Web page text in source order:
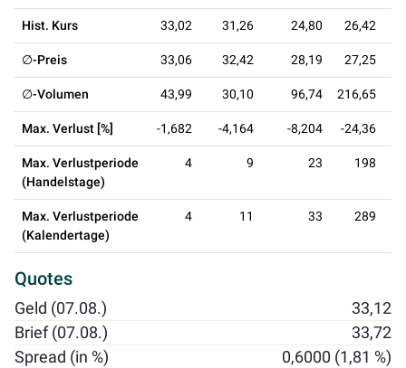
Hist. Kurs 33,02 31,26 24,80 26,42
∅-Preis 33,06 32,42 28,19 27,25
∅-Volumen 43,99 30,10 96,74 216,65
Max. Verlust [%] -1,682 -4,164 -8,204 -24,36
Max. Verlustperiode
(Handelstage)
4 9 23 198
Max. Verlustperiode
(Kalendertage)
4 11 33 289
Quotes
Geld (07.08.)
33,12
Brief (07.08.)
33,72
Spread (in %)
0,6000 (1,81 %)